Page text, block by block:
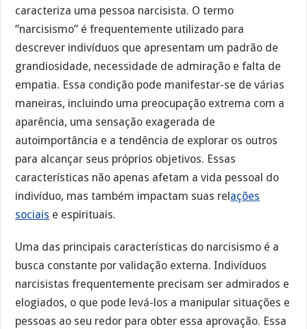
caracteriza uma pessoa narcisista. O termo
“narcisismo” é frequentemente utilizado para
descrever indivíduos que apresentam um padrão de
grandiosidade, necessidade de admiração e falta de
empatia. Essa condição pode manifestar-se de várias
maneiras, incluindo uma preocupação extrema com a
aparência, uma sensação exagerada de
autoimportância e a tendência de explorar os outros
para alcançar seus próprios objetivos. Essas
características não apenas afetam a vida pessoal do
indivíduo, mas também impactam suas rel ações
sociais e espirituais.
Uma das principais características do narcisismo é a
busca constante por validação externa. Indivíduos
narcisistas frequentemente precisam ser admirados e
elogiados, o que pode levá-los a manipular situações e
pessoas ao seu redor para obter essa aprovação. Essa